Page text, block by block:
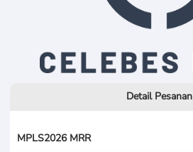
Detail Pesanan
MPLS2026 MRR